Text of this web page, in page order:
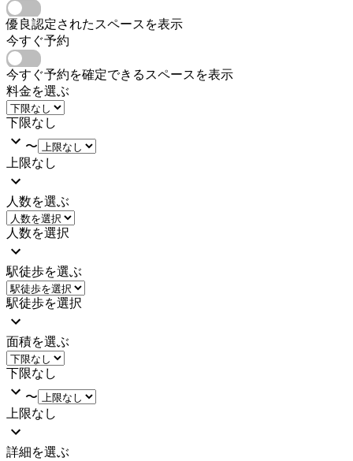
優良認定されたスペースを表示
今すぐ予約
今すぐ予約を確定できるスペースを表示
料金を選ぶ
下限なし
〜
上限なし
人数を選ぶ
人数を選択
駅徒歩を選ぶ
駅徒歩を選択
面積を選ぶ
下限なし
〜
上限なし
詳細を選ぶ